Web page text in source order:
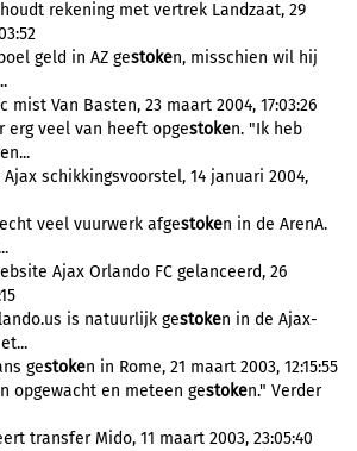
rekening met vertrek Landzaat, 29
geld in AZ gestoken, misschien wil hij
mist Van Basten, 23 maart 2004, 17:03:26
erg veel van heeft opgestoken. "Ik heb
Ajax schikkingsvoorstel, 14 januari 2004,
veel vuurwerk afgestoken in de ArenA.
Ajax Orlando FC gelanceerd, 26
is natuurlijk gestoken in de Ajax-
gestoken in Rome, 21 maart 2003, 12:15:55
opgewacht en meteen gestoken." Verder
transfer Mido, 11 maart 2003, 23:05:40